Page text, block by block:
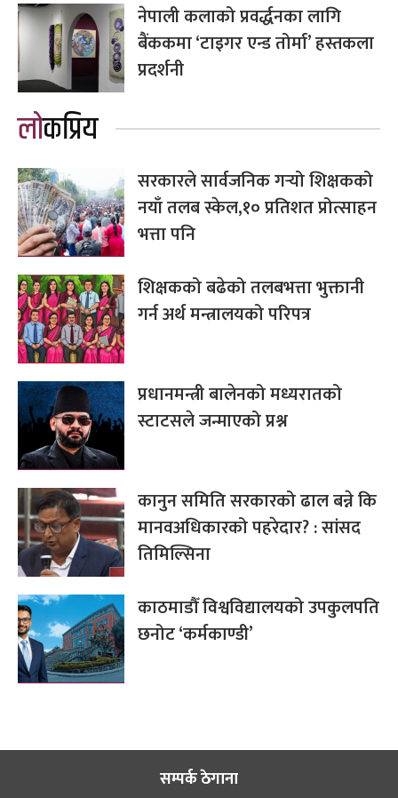
नेपाली कलाको प्रवर्द्धनका लागि
बैंककमा ‘टाइगर एन्ड तोर्मा’ हस्तकला
प्रदर्शनी
लोकप्रिय
सरकारले सार्वजनिक गर्‍यो शिक्षकको
नयाँ तलब स्केल,१० प्रतिशत प्रोत्साहन
भत्ता पनि
शिक्षकको बढेको तलबभत्ता भुक्तानी
गर्न अर्थ मन्त्रालयको परिपत्र
प्रधानमन्त्री बालेनको मध्यरातको
स्टाटसले जन्माएको प्रश्न
कानुन समिति सरकारको ढाल बन्ने कि
मानवअधिकारको पहरेदार? : सांसद
तिमिल्सिना
काठमाडौँ विश्वविद्यालयको उपकुलपति
छनोट ‘कर्मकाण्डी’
सम्पर्क ठेगाना